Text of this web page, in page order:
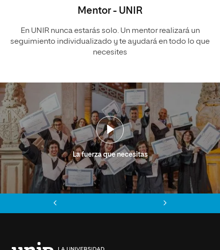
Mentor - UNIR
En UNIR nunca estarás solo. Un mentor realizará un
seguimiento individualizado y te ayudará en todo lo que
necesites
La fuerza que necesitas